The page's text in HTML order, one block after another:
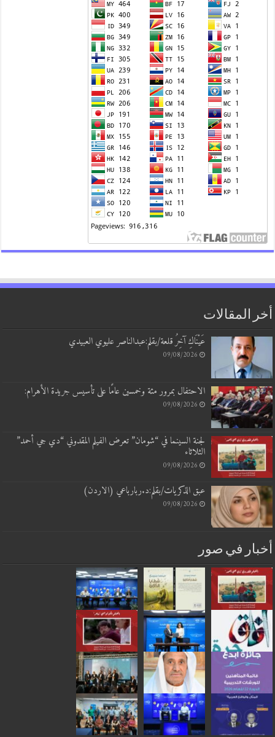
أخر المقالات
عَيْنَاكِ آخِرُ قلعة/بقلم:عبدالناصر عليوي العبيدي
09/08/2026
الاحتفال بمرور مئة وخمسين عامًا على تأسيس جريدة الأهرام:
09/08/2026
لجنة السينما في “شومان” تعرض الفيلم المقدوني “دي جي أحمد”
الثلاثاء
09/08/2026
عبق الذكريات/بقلم:د.ربارباعي (الاردن)
09/08/2026
أخبار في صور